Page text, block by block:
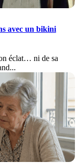
avec un bikini
éclat… ni de sa